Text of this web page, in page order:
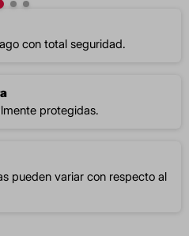
con total seguridad.
protegidas.
pueden variar con respecto al